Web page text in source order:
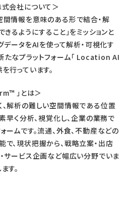
会社について＞
情報を意味のある形で結合・解
るようにすること」をミッションと
データをAIを使って解析・可視化す
なプラットフォーム「 Location AI
行っています。
」とは＞
解析の難しい空間情報である位置
早く分析、視覚化し、企業の業務で
ームです。流通、外食、不動産などの
、現状把握から、戦略立案・出店
サービス企画など幅広い分野でいま
す。